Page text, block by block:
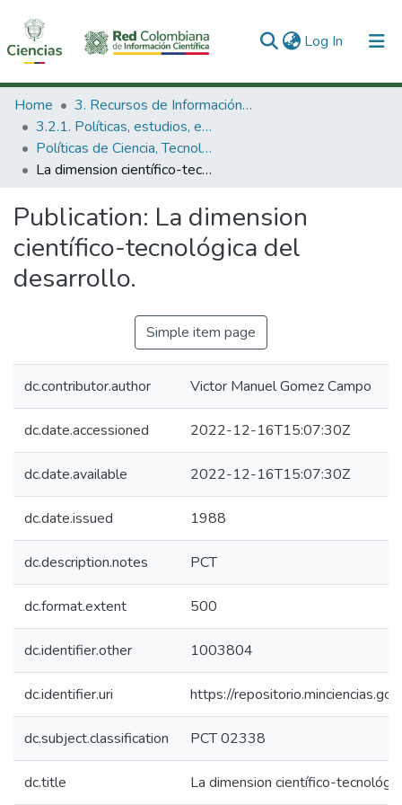
Log In (current)
Communities & Collections
All of DSpace
Statistics
Home
3. Recursos de Información Científica y Tecnológica
3.2.1. Políticas, estudios, evaluaciones e indicadores de CTeI
Políticas de Ciencia, Tecnología e Innovación
La dimension científico-tecnológica del desarrollo.
Publication: La dimension
científico-tecnológica del
desarrollo.
Simple item page
dc.contributor.author Victor Manuel Gomez Campo
dc.date.accessioned 2022-12-16T15:07:30Z
dc.date.available 2022-12-16T15:07:30Z
dc.date.issued 1988
dc.description.notes PCT
dc.format.extent 500
dc.identifier.other 1003804
dc.identifier.uri https://
dc.subject.classification PCT 02338
dc.title La dimension científico-